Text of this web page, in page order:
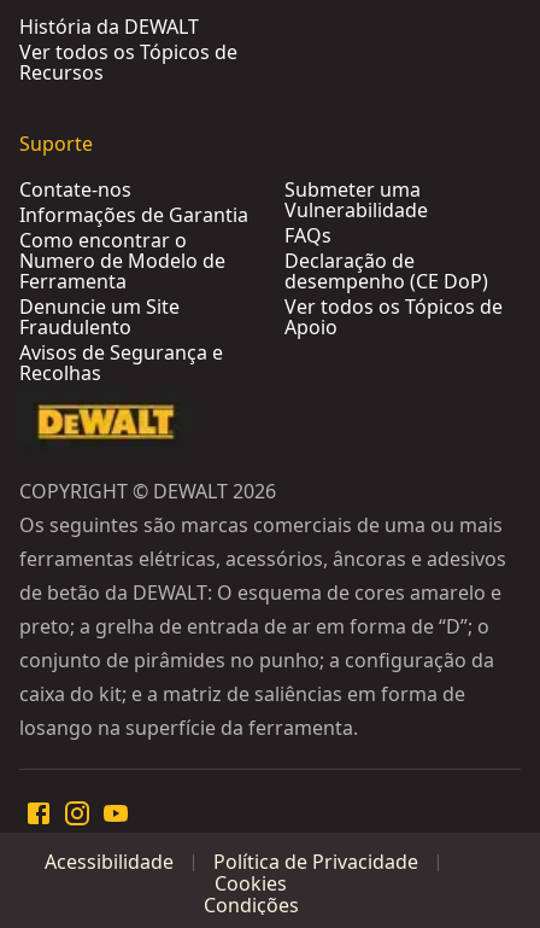
História da DEWALT
Ver todos os Tópicos de
Recursos
Suporte
Contate-nos
Informações de Garantia
Como encontrar o
Numero de Modelo de
Ferramenta
Denuncie um Site
Fraudulento
Avisos de Segurança e
Recolhas
Submeter uma
Vulnerabilidade
FAQs
Declaração de
desempenho (CE DoP)
Ver todos os Tópicos de
Apoio
COPYRIGHT © DEWALT 2026
Os seguintes são marcas comerciais de uma ou mais
ferramentas elétricas, acessórios, âncoras e adesivos
de betão da DEWALT: O esquema de cores amarelo e
preto; a grelha de entrada de ar em forma de “D”; o
conjunto de pirâmides no punho; a configuração da
caixa do kit; e a matriz de saliências em forma de
losango na superfície da ferramenta.
Acessibilidade
Política de Privacidade
Cookies
Condições